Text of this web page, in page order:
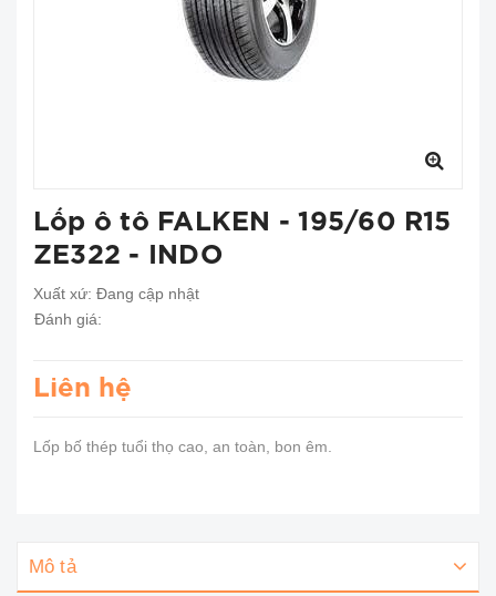
Lốp ô tô FALKEN - 195/60 R15
ZE322 - INDO
Xuất xứ: Đang cập nhật
Đánh giá:
Liên hệ
Lốp bố thép tuổi thọ cao, an toàn, bon êm.
Mô tả